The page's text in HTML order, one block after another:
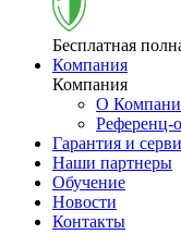
Бесплатная
Компания
Компания
О
Референц-
Гарантия и
Наши партнеры
Обучение
Новости
Контакты